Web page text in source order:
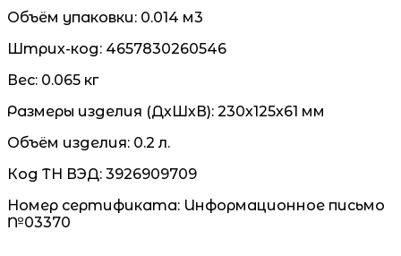
Объём упаковки: 0.014 м3
Штрих-код: 4657830260546
Вес: 0.065 кг
Размеры изделия (ДхШхВ): 230х125х61 мм
Объём изделия: 0.2 л.
Код ТН ВЭД: 3926909709
Номер сертификата: Информационное письмо
№03370